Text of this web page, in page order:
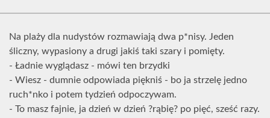
Na plaży dla nudystów rozmawiają dwa p*nisy. Jeden
śliczny, wypasiony a drugi jakiś taki szary i pomięty.
- Ładnie wyglądasz - mówi ten brzydki
- Wiesz - dumnie odpowiada piękniś - bo ja strzelę jedno
ruch*nko i potem tydzień odpoczywam.
- To masz fajnie, ja dzień w dzień ?rąbię? po pięć, sześć razy.